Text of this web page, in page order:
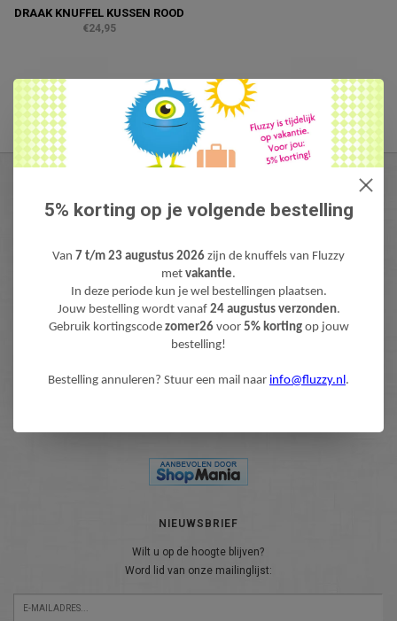
DRAAK KNUFFEL KUSSEN ROOD
€24,95
KLANTENSERVICE
Fluzzy is de webshop met bijzondere Knuffels & Pluche! Lieve teddyberen,
mooie knuffeldieren, gekke fantasie & fun knuffels, pluche figuren bekend
van Film & TV en zacht pluche baby speelgoed. Levertijd: 1-3 werdagen.
Gratis verzending (NL) boven €40,-
NIEUWSBRIEF
Wilt u op de hoogte blijven?
Word lid van onze mailinglijst:
5% korting op je volgende bestelling
Van 7 t/m 23 augustus 2026 zijn de knuffels van Fluzzy
met vakantie.
In deze periode kun je wel bestellingen plaatsen.
Jouw bestelling wordt vanaf 24 augustus verzonden.
Gebruik kortingscode zomer26 voor 5% kortingop jouw
bestelling!
Bestelling annuleren? Stuur een mail naar info@fluzzy.nl .